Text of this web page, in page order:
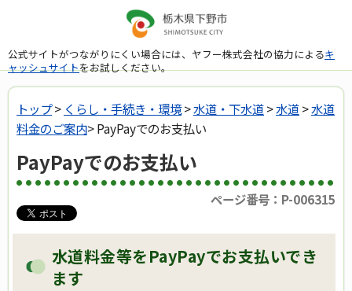
公式サイトがつながりにくい場合には、ヤフー株式会社の協力によるキ
ャッシュサイトをお試しください。
トップ> くらし・手続き・環境>水道・下水道>水道>水道
料金のご案内> PayPayでのお支払い
PayPayでのお支払い
ページ番号：P-006315
水道料金等をPayPayでお支払いでき
ます